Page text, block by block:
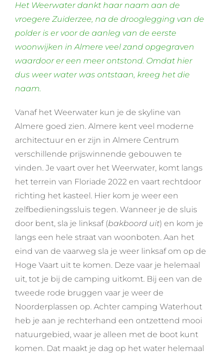
Het Weerwater dankt haar naam aan de
vroegere Zuiderzee, na de drooglegging van de
polder is er voor de aanleg van de eerste
woonwijken in Almere veel zand opgegraven
waardoor er een meer ontstond. Omdat hier
dus weer water was ontstaan, kreeg het die
naam.
Vanaf het Weerwater kun je de skyline van
Almere goed zien. Almere kent veel moderne
architectuur en er zijn in Almere Centrum
verschillende prijswinnende gebouwen te
vinden. Je vaart over het Weerwater, komt langs
het terrein van Floriade 2022 en vaart rechtdoor
richting het kasteel. Hier kom je weer een
zelfbedieningssluis tegen. Wanneer je de sluis
door bent, sla je linksaf (bakboord uit) en kom je
langs een hele straat van woonboten. Aan het
eind van de vaarweg sla je weer linksaf om op de
Hoge Vaart uit te komen. Deze vaar je helemaal
uit, tot je bij de camping uitkomt. Bij een van de
tweede rode bruggen vaar je weer de
Noorderplassen op. Achter camping Waterhout
heb je aan je rechterhand een ontzettend mooi
natuurgebied, waar je alleen met de boot kunt
komen. Dat maakt je dag op het water helemaal